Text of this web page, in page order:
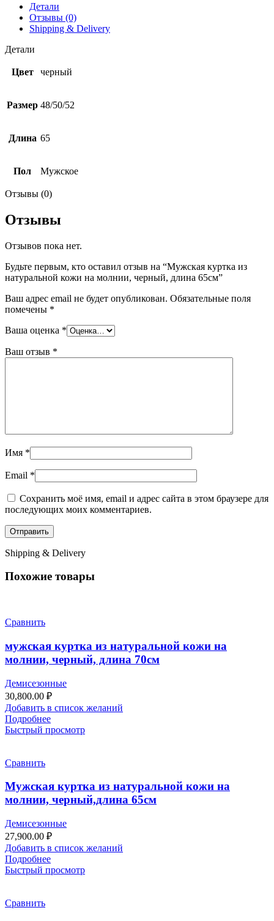
Детали
Отзывы (0)
Shipping & Delivery
Детали
Цвет черный
Размер 48/50/52
Длина 65
Пол Мужское
Отзывы (0)
Отзывы
Отзывов пока нет.
Будьте первым, кто оставил отзыв на “Мужская куртка из
натуральной кожи на молнии, черный, длина 65см”
Ваш адрес email не будет опубликован. Обязательные поля
помечены *
Ваша оценка *
Ваш отзыв *
Имя *
Email *
Сохранить моё имя, email и адрес сайта в этом браузере для
последующих моих комментариев.
Shipping & Delivery
Похожие товары
Сравнить
мужская куртка из натуральной кожи на
молнии, черный, длина 70см
Демисезонные
30,800.00 ₽
Добавить в список желаний
Подробнее
Быстрый просмотр
Сравнить
Мужская куртка из натуральной кожи на
молнии, черный,длина 65см
Демисезонные
27,900.00 ₽
Добавить в список желаний
Подробнее
Быстрый просмотр
Сравнить